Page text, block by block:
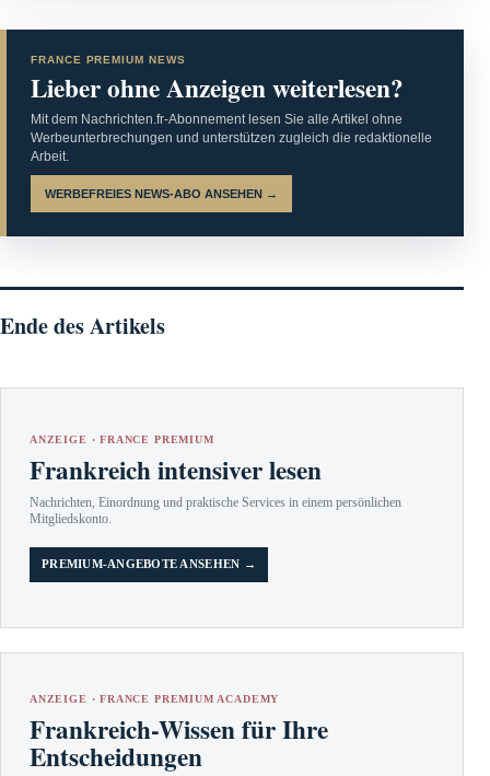
FRANCE PREMIUM NEWS
Lieber ohne Anzeigen weiterlesen?
Mit dem Nachrichten.fr-Abonnement lesen Sie alle Artikel ohne
Werbeunterbrechungen und unterstützen zugleich die redaktionelle
Arbeit.
WERBEFREIES NEWS-ABO ANSEHEN →
Ende des Artikels
ANZEIGE · FRANCE PREMIUM
Frankreich intensiver lesen
Nachrichten, Einordnung und praktische Services in einem persönlichen
Mitgliedskonto.
PREMIUM-ANGEBOTE ANSEHEN →
ANZEIGE · FRANCE PREMIUM ACADEMY
Frankreich-Wissen für Ihre
Entscheidungen